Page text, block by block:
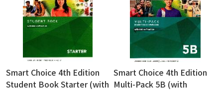
Smart Choice 4th Edition
Student Book Starter (with
Smart Choice 4th Edition
Multi-Pack 5B (with